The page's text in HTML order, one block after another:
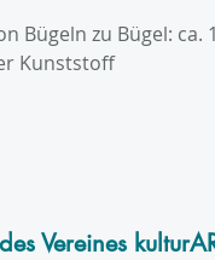
Bügeln zu Bügel: ca.
Kunststoff
Vereines